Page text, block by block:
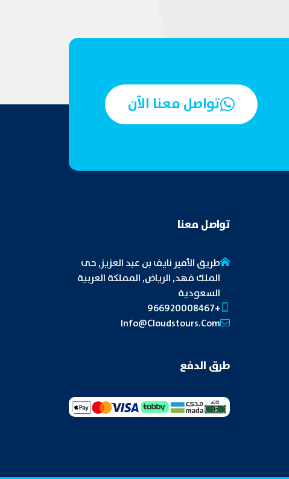
تواصل معنا الآن
تواصل معنا
طريق الأمير نايف بن عبد العزيز, حى
الملك فهد, الرياض, المملكة العربية
السعودية
+966920008467
Info@cloudstours.com
طرق الدفع